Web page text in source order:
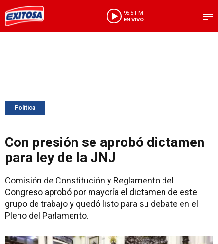
95.5 FM
EN VIVO
Política
Con presión se aprobó dictamen
para ley de la JNJ
Comisión de Constitución y Reglamento del
Congreso aprobó por mayoría el dictamen de este
grupo de trabajo y quedó listo para su debate en el
Pleno del Parlamento.